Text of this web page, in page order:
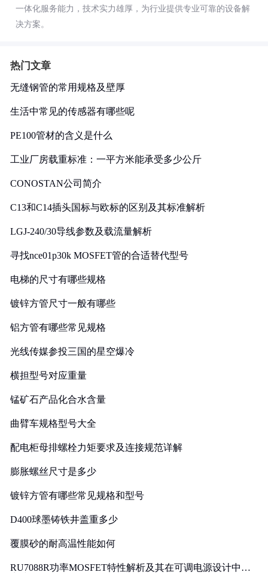
一体化服务能力，技术实力雄厚，为行业提供专业可靠的设备解
决方案。
热门文章
无缝钢管的常用规格及壁厚
生活中常见的传感器有哪些呢
PE100管材的含义是什么
工业厂房载重标准：一平方米能承受多少公斤
CONOSTAN公司简介
C13和C14插头国标与欧标的区别及其标准解析
LGJ-240/30导线参数及载流量解析
寻找nce01p30k MOSFET管的合适替代型号
电梯的尺寸有哪些规格
镀锌方管尺寸一般有哪些
铝方管有哪些常见规格
光线传媒参投三国的星空爆冷
横担型号对应重量
锰矿石产品化合水含量
曲臂车规格型号大全
配电柜母排螺栓力矩要求及连接规范详解
膨胀螺丝尺寸是多少
镀锌方管有哪些常见规格和型号
D400球墨铸铁井盖重多少
覆膜砂的耐高温性能如何
RU7088R功率MOSFET特性解析及其在可调电源设计中的